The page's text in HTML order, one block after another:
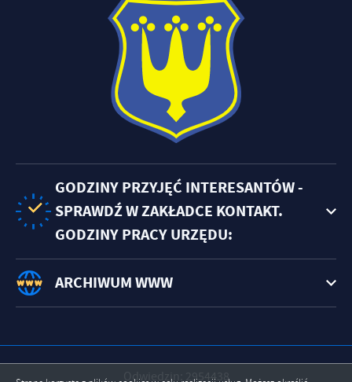
GODZINY PRZYJĘĆ INTERESANTÓW -
SPRAWDŹ W ZAKŁADCE KONTAKT.
GODZINY PRACY URZĘDU:
ARCHIWUM WWW
Odwiedzin: 2954438